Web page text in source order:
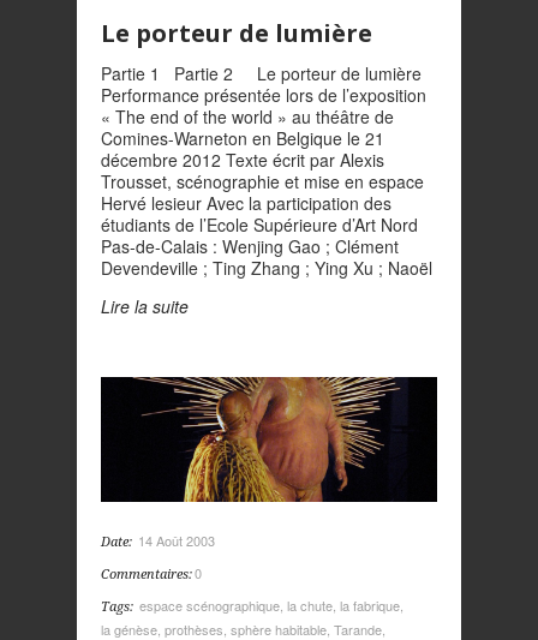
Le porteur de lumière
Partie 1 Partie 2 Le porteur de lumière
Performance présentée lors de l’exposition
« The end of the world » au théâtre de
Comines-Warneton en Belgique le 21
décembre 2012 Texte écrit par Alexis
Trousset, scénographie et mise en espace
Hervé lesieur Avec la participation des
étudiants de l’Ecole Supérieure d’Art Nord
Pas-de-Calais : Wenjing Gao ; Clément
Devendeville ; Ting Zhang ; Ying Xu ; Naoël
Lire la suite
Date: 14 Août 2003
Commentaires:0
Tags: espace scénographique la chute la fabrique
la génèse prothèses sphère habitable Tarande